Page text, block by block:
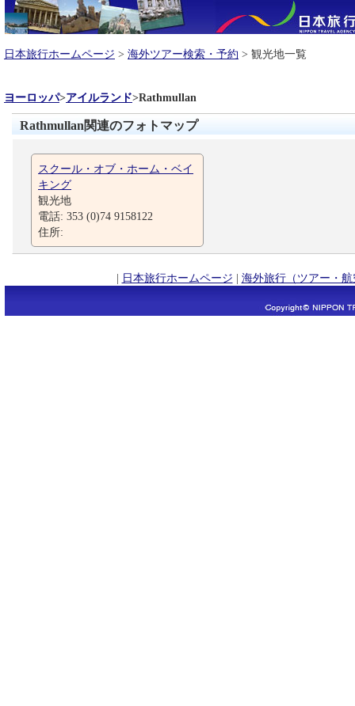
日本旅行ホームページ > 海外ツアー検索・予約 > 観光地一覧
ヨーロッパ>アイルランド>Rathmullan
Rathmullan関連のフォトマップ
スクール・オブ・ホーム・ベイ
キング
観光地
電話: 353 (0)74 9158122
住所:
| 日本旅行ホームページ | 海外旅行（ツアー・航